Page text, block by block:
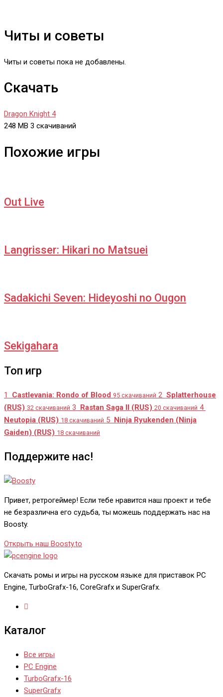
Читы и советы
Читы и советы пока не добавлены.
Скачать
Dragon Knight 4
248 MB 3 скачиваний
Похожие игры
Out Live
Langrisser: Hikari no Matsuei
Sadakichi Seven: Hideyoshi no Ougon
Sekigahara
Топ игр
1 Castlevania: Rondo of Blood 95 скачиваний 2 Splatterhouse
(RUS) 32 скачиваний 3 Rastan Saga II (RUS) 20 скачиваний 4
Neutopia (RUS) 18 скачиваний 5 Ninja Ryukenden (Ninja
Gaiden) (RUS) 18 скачиваний
Поддержите нас!
Привет, ретрогеймер! Если тебе нравится наш проект и тебе
не безразлична его судьба, ты можешь поддержать нас на
Boosty.
Открыть наш Boosty.to
Скачать ромы и игры на русском языке для приставок PC
Engine, TurboGrafx-16, CoreGrafx и SuperGrafx.
Каталог
Все игры
PC Engine
TurboGrafx-16
SuperGrafx